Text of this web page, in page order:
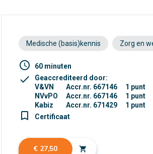
Medische (basis)kennis Zorg en
access_time 60 minuten
check
Geaccrediteerd door:
V&VN
Accr.nr. 667146
1 punt
NVvPO
Accr.nr. 667146
1 punt
Kabiz
Accr.nr. 671429 1 punt
turned_in_not Certificaat
€ 27,50 shopping_cart